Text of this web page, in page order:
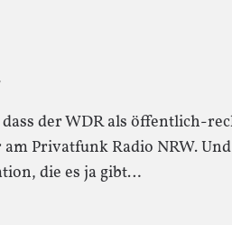
der WDR als öffentlich-
Privatfunk Radio NRW.
die es ja gibt…